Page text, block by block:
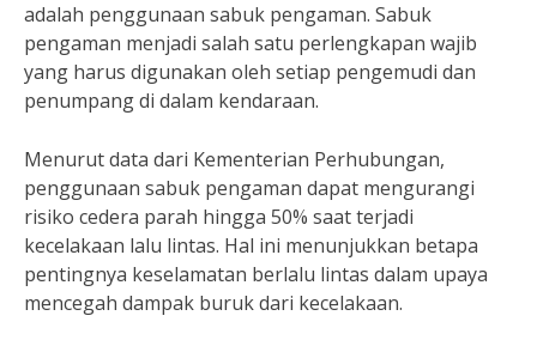
adalah penggunaan sabuk pengaman. Sabuk
pengaman menjadi salah satu perlengkapan wajib
yang harus digunakan oleh setiap pengemudi dan
penumpang di dalam kendaraan.
Menurut data dari Kementerian Perhubungan,
penggunaan sabuk pengaman dapat mengurangi
risiko cedera parah hingga 50% saat terjadi
kecelakaan lalu lintas. Hal ini menunjukkan betapa
pentingnya keselamatan berlalu lintas dalam upaya
mencegah dampak buruk dari kecelakaan.